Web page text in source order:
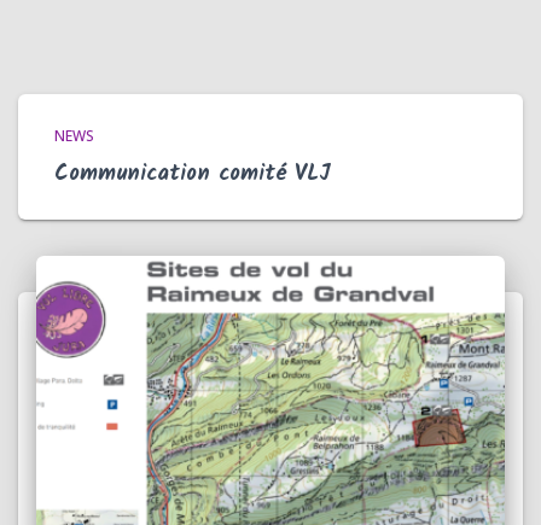
NEWS
Communication comité VLJ